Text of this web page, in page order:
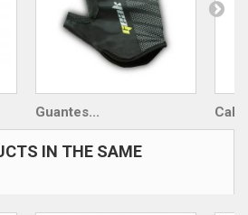
Guantes...
IN THE SAME